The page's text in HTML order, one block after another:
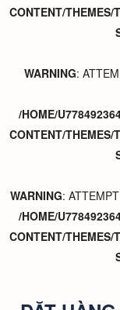
CONTENT/THEMES/
WARNING:
/HOME/
CONTENT/THEMES/
WARNING:
/HOME/
CONTENT/THEMES/